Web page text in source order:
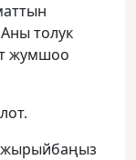
толук
жумшоо